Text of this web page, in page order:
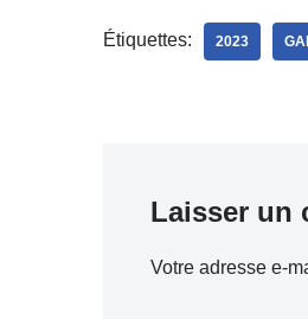
Étiquettes: 2023
Laisser un
Votre adresse e-